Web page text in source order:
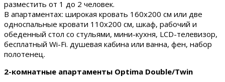
разместить от 1 до 2 человек.
В апартаментах: широкая кровать 160х200 см или две
односпальные кровати 110х200 см, шкаф, рабочий и
обеденный стол со стульями, мини-кухня, LCD-телевизор,
бесплатный Wi-Fi. душевая кабина или ванна, фен, набор
полотенец.
2-комнатные апартаменты Optima Double/Twin